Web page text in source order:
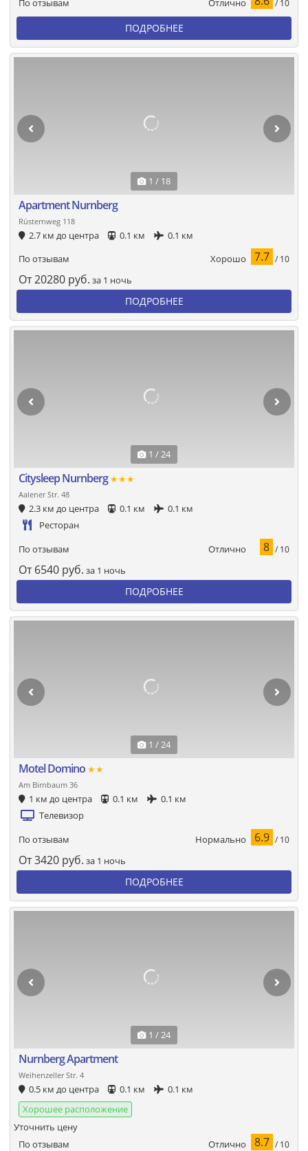
По отзывам / 10
ПОДРОБНЕЕ
1 / 18
Apartment Nurnberg
Rüsternweg 118
2.7 км до центра 0.1 км
0.1 км
По отзывам
Хорошо 7.7 / 10
От20280 руб. за 1 ночь
ПОДРОБНЕЕ
1 / 24
Citysleep Nurnberg★★★
Aalener Str. 48
2.3 км до центра 0.1 км
0.1 км
Ресторан
По отзывам Отлично 8 / 10
От 6540 руб. за 1 ночь
ПОДРОБНЕЕ
1 / 24
Motel Domino ★★
Am Birnbaum 36
1 км до центра 0.1 км
0.1 км
Телевизор
По отзывам Нормально 6.9 / 10
От3420 руб. за 1 ночь
ПОДРОБНЕЕ
1 / 24
Nurnberg Apartment
Weihenzeller Str. 4
0.5 км до центра 0.1 км
0.1 км
Хорошее расположение
По отзывам Отлично 8.7 / 10
Уточнить цену